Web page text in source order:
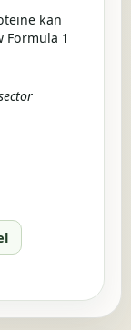
kan
Formula 1